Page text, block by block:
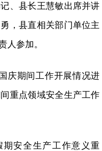
、县长王慧敏出席并讲
，县直相关部门单位主
人参加。
庆期间工作开展情况进
重点领域安全生产工作
安全生产工作意义重